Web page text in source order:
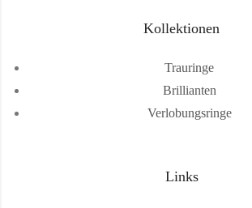
Kollektionen
Trauringe
Brillianten
Verlobungsringe
Links